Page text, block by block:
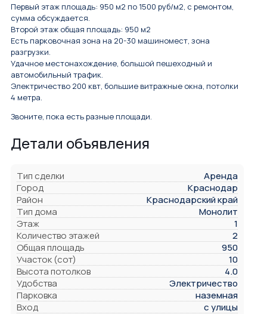
Первый этаж площадь: 950 м2 по 1500 руб/м2, с ремонтом,
сумма обсуждается.
Второй этаж общая площадь: 950 м2
Есть парковочная зона на 20-30 машиномест, зона
разгрузки.
Удачное местонахождение, большой пешеходный и
автомобильный трафик.
Электричество 200 квт, большие витражные окна, потолки
4 метра.
Звоните, пока есть разные площади.
Детали объявления
Тип сделки
Аренда
Город
Краснодар
Район
Краснодарский край
Тип дома
Монолит
Этаж
1
Количество этажей
2
Общая площадь
950
Участок (сот)
10
Высота потолков
4.0
Удобства
Электричество
Парковка
наземная
Вход
с улицы